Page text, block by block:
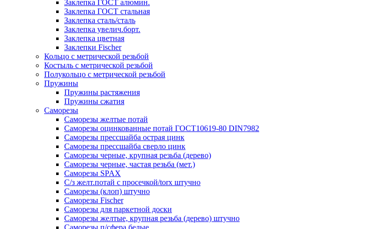
Заклепка ГОСТ алюмин.
Заклепка ГОСТ стальная
Заклепка сталь/сталь
Заклепка увелич.борт.
Заклепка цветная
Заклепки Fischer
Кольцо с метрической резьбой
Костыль с метрической резьбой
Полукольцо с метрической резьбой
Пружины
Пружины растяжения
Пружины сжатия
Саморезы
Саморезы желтые потай
Саморезы оцинкованные потай ГОСТ10619-80 DIN7982
Саморезы прессшайба острая цинк
Саморезы прессшайба сверло цинк
Саморезы черные, крупная резьба (дерево)
Саморезы черные, частая резьба (мет.)
Cаморезы SPAX
С/з желт.потай с просечкой/torx штучно
Саморезы (клоп) штучно
Саморезы Fischer
Саморезы для паркетной доски
Саморезы желтые, крупная резьба (дерево) штучно
Саморезы п/сфера белые